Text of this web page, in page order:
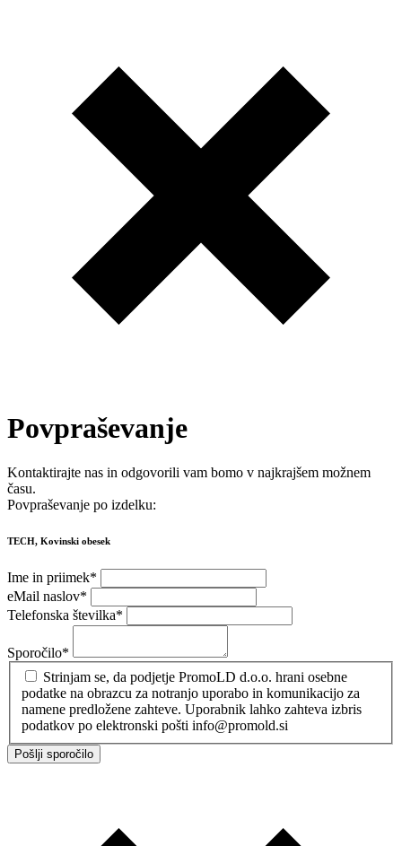
Povpraševanje
Kontaktirajte nas in odgovorili vam bomo v najkrajšem možnem
času.
Povpraševanje po izdelku:
TECH, Kovinski obesek
Ime in priimek*
eMail naslov*
Telefonska številka*
Sporočilo*
Strinjam se, da podjetje PromoLD d.o.o. hrani osebne
podatke na obrazcu za notranjo uporabo in komunikacijo za
namene predložene zahteve. Uporabnik lahko zahteva izbris
podatkov po elektronski pošti info@promold.si
Pošlji sporočilo